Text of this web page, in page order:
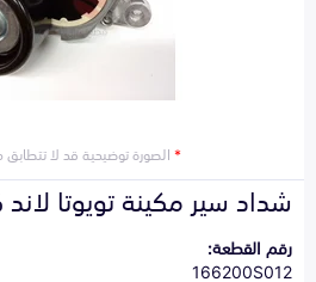
*الصورة توضيحية قد لا تتطابق
شداد سير مكينة تويوتا لاند كروزر
رقم القطعة:
166200S012